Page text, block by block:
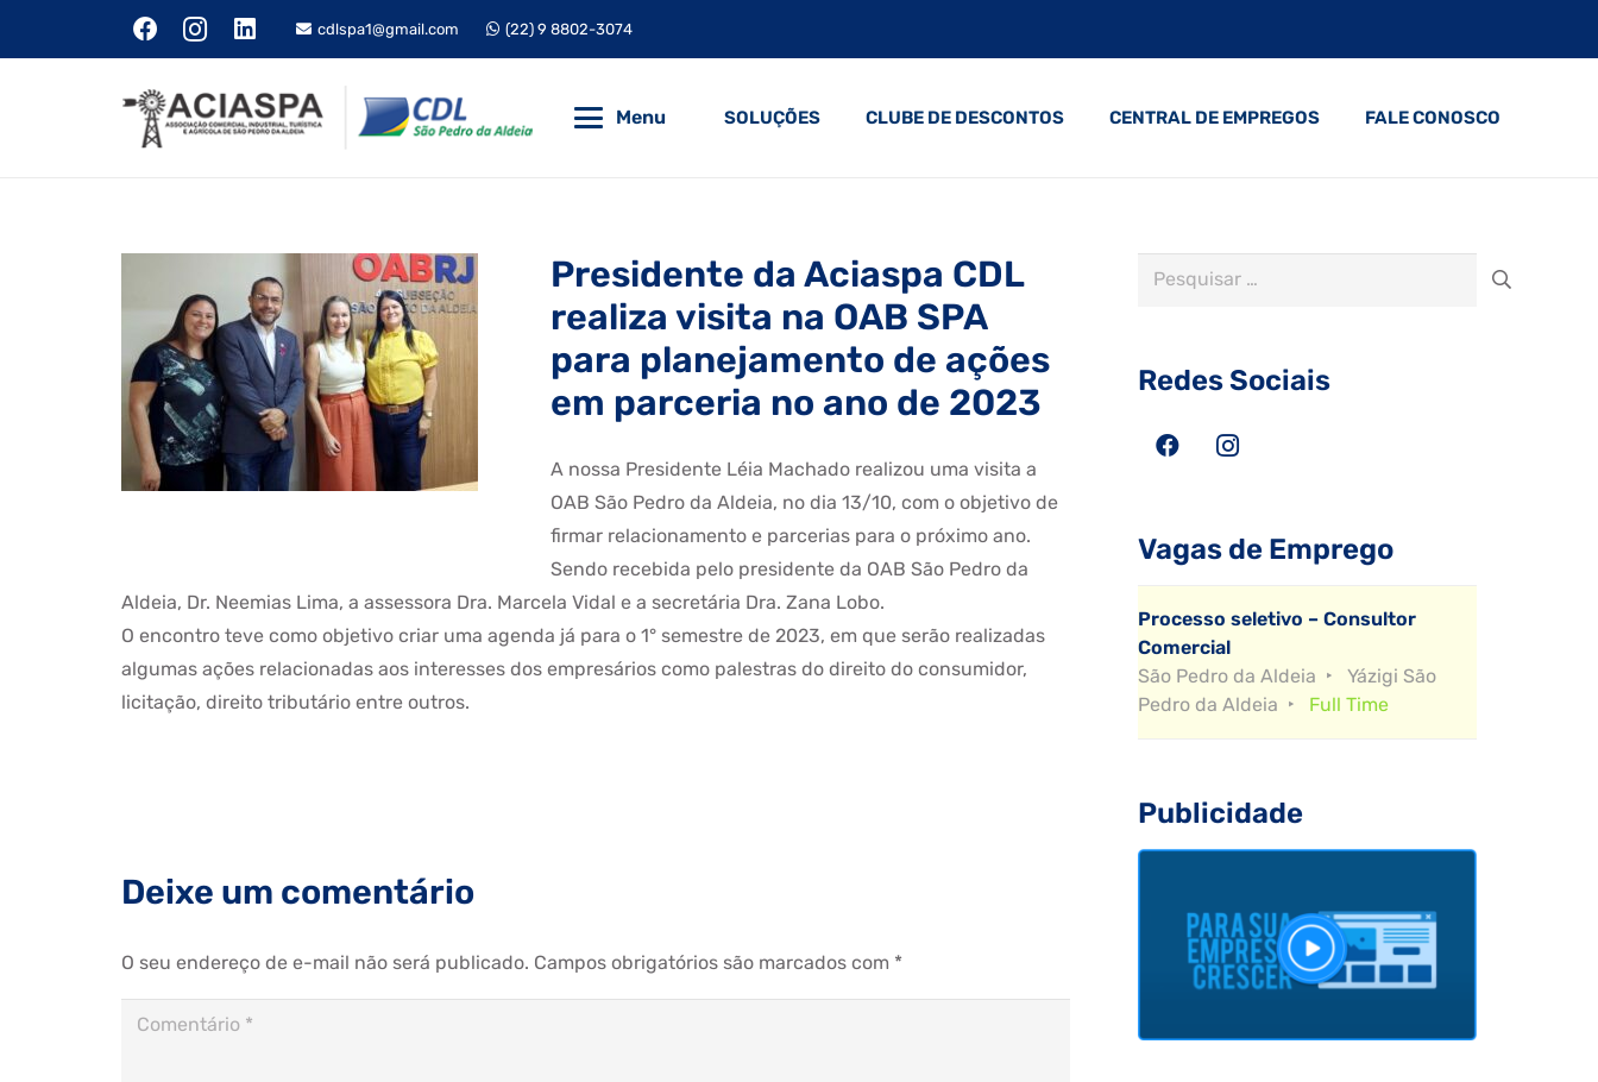
cdlspa1@gmail.com (22) 9 8802-3074
Menu SOLUÇÕES CLUBE DE DESCONTOS CENTRAL DE EMPREGOS FALE CONOSCO
Presidente da Aciaspa CDL
realiza visita na OAB SPA
para planejamento de ações
em parceria no ano de 2023
A nossa Presidente Léia Machado realizou uma visita a
OAB São Pedro da Aldeia, no dia 13/10, com o objetivo de
firmar relacionamento e parcerias para o próximo ano.
Sendo recebida pelo presidente da OAB São Pedro da
Aldeia, Dr. Neemias Lima, a assessora Dra. Marcela Vidal e a secretária Dra. Zana Lobo.
O encontro teve como objetivo criar uma agenda já para o 1° semestre de 2023, em que serão realizadas
algumas ações relacionadas aos interesses dos empresários como palestras do direito do consumidor,
licitação, direito tributário entre outros.
Deixe um comentário
O seu endereço de e-mail não será publicado. Campos obrigatórios são marcados com *
Pesquisar
Redes Sociais
Vagas de Emprego
Processo seletivo – Consultor
Comercial
São Pedro da Aldeia
Yázigi São
Pedro da Aldeia
Full Time
Publicidade